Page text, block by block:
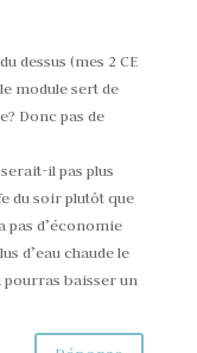
dessus (mes 2 CE
module sert de
Donc pas de
il pas plus
du soir plutôt que
pas d’économie
d’eau chaude le
baisser un